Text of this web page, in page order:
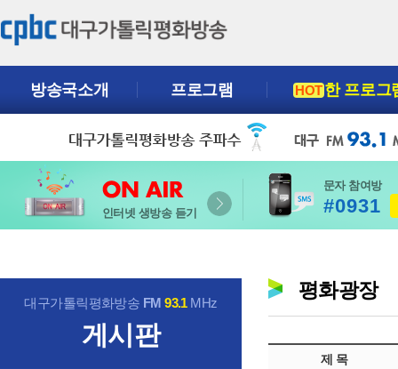
방송국소개 프로그램 HOT한 프로그
인터넷 생방송 듣기
문자 참여방
#0931
대구가톨릭평화방송 FM93.1MHz
게시판
평화광장
제 목